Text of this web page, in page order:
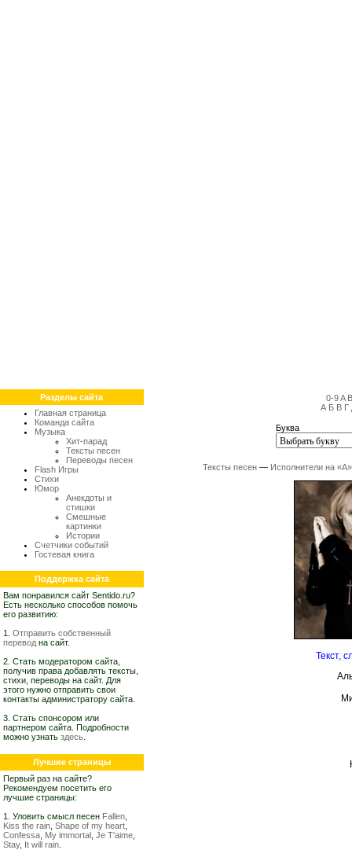
Разделы сайта
Главная страница
Команда сайта
Музыка
Хит-парад
Тексты песен
Переводы песен
Flash Игры
Стихи
Юмор
Анекдоты и
стишки
Смешные
картинки
Истории
Счетчики событий
Гостевая книга
Поддержка сайта
Вам понравился сайт Sentido.ru?
Есть несколько способов помочь
его развитию:
1. Отправить собственный
перевод на сайт.
2. Стать модератором сайта,
получив права добавлять тексты,
стихи, переводы на сайт. Для
этого нужно отправить свои
контакты администратору сайта.
3. Стать спонсором или
партнером сайта. Подробности
можно узнать здесь
Лучшие страницы
Первый раз на сайте?
Рекомендуем посетить его
лучшие страницы:
1. Уловить смысл песен Fallen
Kiss the rain Shape of my heart
Confessa My immortal Je T'aime
Stay, It will rain
0-9 A
А Б В Г
Буква
Тексты песен — Исполнители на «А»
Текст,